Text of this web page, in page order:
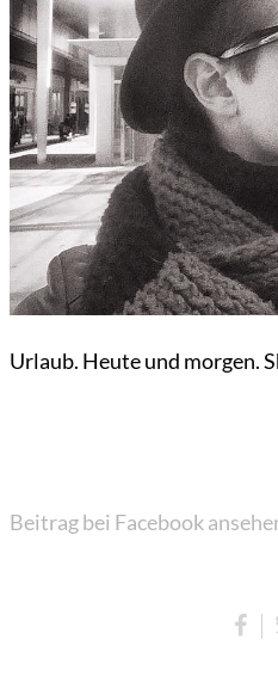
Urlaub. Heute und morgen.
Beitrag bei Facebook